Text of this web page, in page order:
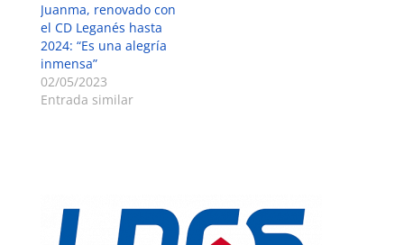
Juanma, renovado con
el CD Leganés hasta
2024: “Es una alegría
inmensa”
02/05/2023
Entrada similar